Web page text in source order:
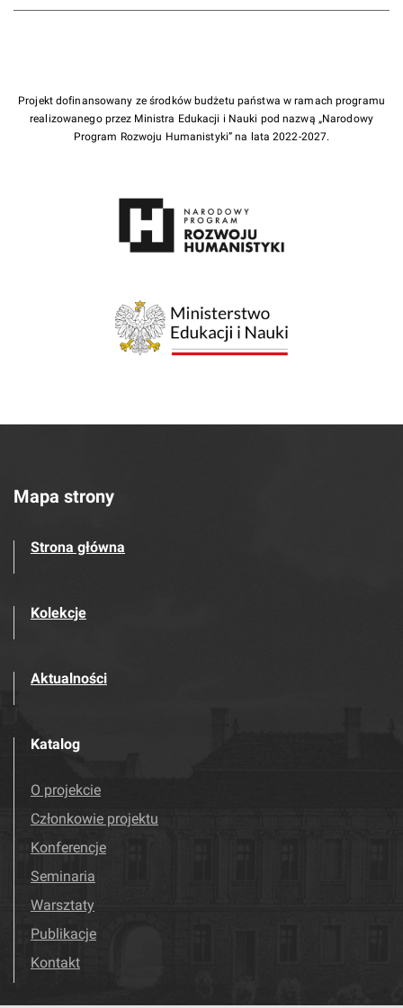
Projekt dofinansowany ze środków budżetu państwa w ramach programu
realizowanego przez Ministra Edukacji i Nauki pod nazwą „Narodowy
Program Rozwoju Humanistyki” na lata 2022-2027.
Mapa strony
Strona główna
Kolekcje
Aktualności
Katalog
O projekcie
Członkowie projektu
Konferencje
Seminaria
Warsztaty
Publikacje
Kontakt